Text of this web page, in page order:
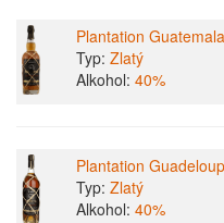
Plantation
Typ: Zlatý
Alkohol: 40%
Plantation
Typ: Zlatý
Alkohol: 40%